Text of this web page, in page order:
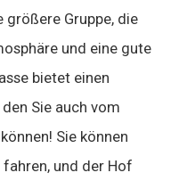
größere Gruppe, die
und eine gute
bietet einen
Sie auch vom
Sie können
und der Hof